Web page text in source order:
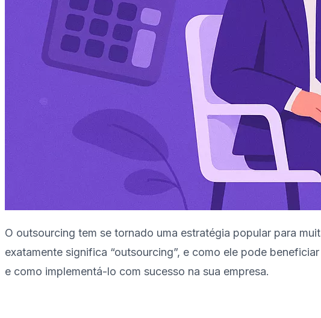
O outsourcing tem se tornado uma estratégia popular para
exatamente significa “outsourcing”, e como ele pode
e como implementá-lo com sucesso na sua empresa.